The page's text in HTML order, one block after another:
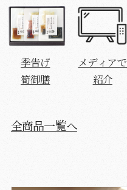
季告げ
筍御膳
メディアで
紹介
全商品一覧へ